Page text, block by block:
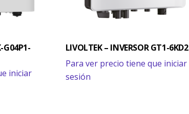
G04P1-
iniciar
LIVOLTEK – INVERSOR GT1-6KD2
Para ver precio tiene que iniciar
sesión